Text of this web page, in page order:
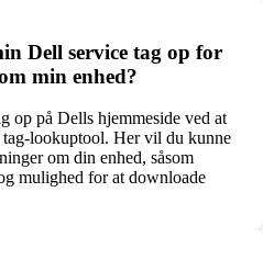
Dell service tag op for
min enhed?
op på Dells hjemmeside ved at
tag-lookuptool. Her vil du kunne
om din enhed, såsom
mulighed for at downloade